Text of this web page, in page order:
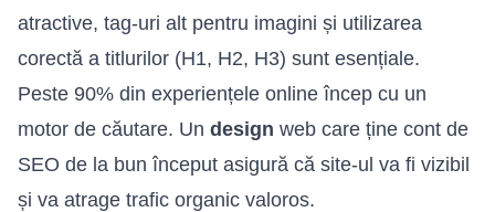
atractive, tag-uri alt pentru imagini și utilizarea
corectă a titlurilor (H1, H2, H3) sunt esențiale.
Peste 90% din experiențele online încep cu un
motor de căutare. Un design web care ține cont de
SEO de la bun început asigură că site-ul va fi vizibil
și va atrage trafic organic valoros.